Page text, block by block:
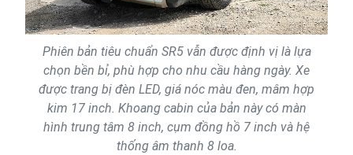
Phiên bản tiêu chuẩn SR5 vẫn được định vị là lựa
chọn bền bỉ, phù hợp cho nhu cầu hàng ngày. Xe
được trang bị đèn LED, giá nóc màu đen, mâm hợp
kim 17 inch. Khoang cabin của bản này có màn
hình trung tâm 8 inch, cụm đồng hồ 7 inch và hệ
thống âm thanh 8 loa.